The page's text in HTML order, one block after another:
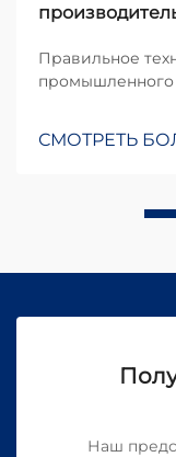
Правильное
промышленного
эффективность
прецизионного
СМОТРЕТЬ
Наш